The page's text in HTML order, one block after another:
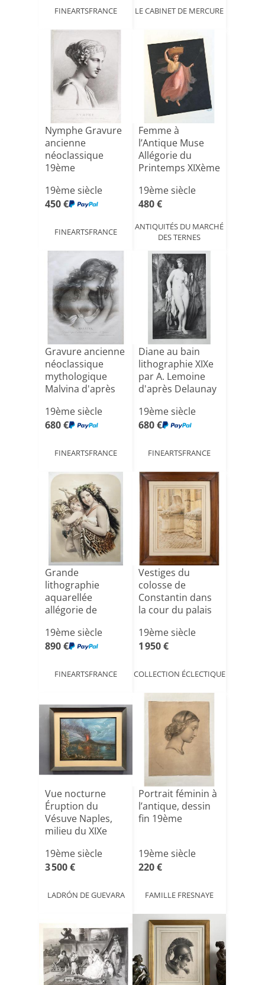
FINEARTSFRANCE LE CABINET DE MERCURE
Nymphe Gravure
ancienne
néoclassique
19ème
19ème siècle
450 €
FINEARTSFRANCE
Femme à
l’Antique Muse
Allégorie du
Printemps XIXème
19ème siècle
480 €
ANTIQUITÉS DU MARCHÉ
DES TERNES
Gravure ancienne
néoclassique
mythologique
Malvina d'après
19ème siècle
680 €
FINEARTSFRANCE
Diane au bain
lithographie XIXe
par A. Lemoine
d'après Delaunay
19ème siècle
680 €
FINEARTSFRANCE
Grande
lithographie
aquarellée
allégorie de
Julien[...]
19ème siècle
890 €
FINEARTSFRANCE
Vestiges du
colosse de
Constantin dans
la cour du palais
19ème siècle
1 950 €
COLLECTION ÉCLECTIQUE
Vue nocturne
Éruption du
Vésuve Naples,
milieu du XIXe
19ème siècle
3 500 €
LADRÓN DE GUEVARA
Portrait féminin à
l’antique, dessin
fin 19ème
19ème siècle
220 €
FAMILLE FRESNAYE